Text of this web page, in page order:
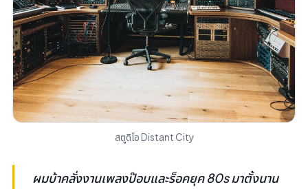
สตูดิโอ Distant City
ผมบ้าคลั่งงานเพลงป๊อบและร็อคยุค 80s มาตั้งนาน